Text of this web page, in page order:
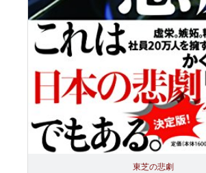
東芝の悲劇